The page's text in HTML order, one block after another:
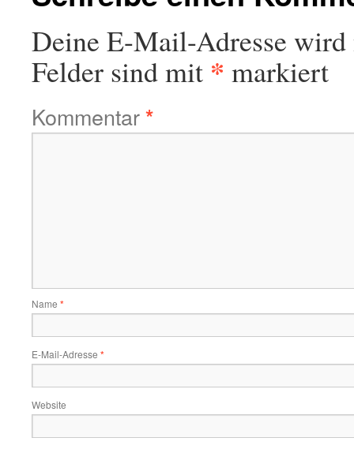
Deine E-Mail-Adresse
Felder sind mit * markiert
Kommentar*
Name *
E-Mail-Adresse *
Website